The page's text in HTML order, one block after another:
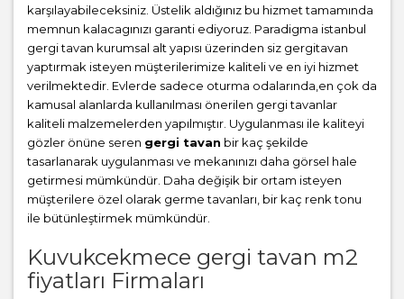
karşılayabileceksiniz. Üstelik aldığınız bu hizmet tamamında
memnun kalacagınızı garanti ediyoruz. Paradigma istanbul
gergi tavan kurumsal alt yapısı üzerinden siz gergitavan
yaptırmak isteyen müşterilerimize kaliteli ve en iyi hizmet
verilmektedir. Evlerde sadece oturma odalarında,en çok da
kamusal alanlarda kullanılması önerilen gergi tavanlar
kaliteli malzemelerden yapılmıştır. Uygulanması ile kaliteyi
gözler önüne seren gergi tavan bir kaç şekilde
tasarlanarak uygulanması ve mekanınızı daha görsel hale
getirmesi mümkündür. Daha değişik bir ortam isteyen
müşterilere özel olarak germe tavanları, bir kaç renk tonu
ile bütünleştirmek mümkündür.
Kuvukcekmece gergi tavan m2
fiyatları Firmaları